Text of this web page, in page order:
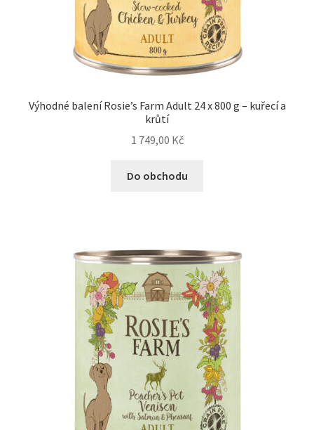
Výhodné balení Rosie’s Farm Adult 24 x 800 g – kuřecí a
krůtí
1 749,00 Kč
Do obchodu